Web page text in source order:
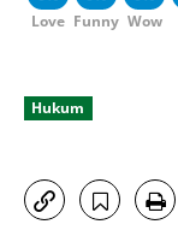
Love Funny Wow
Hukum